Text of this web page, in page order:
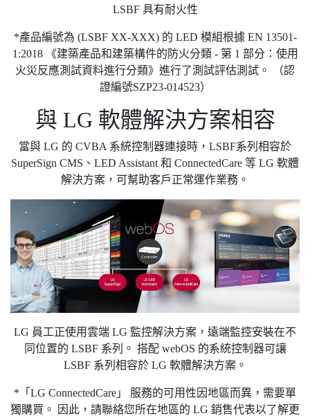
LSBF 具有耐火性
*產品編號為 (LSBF XX-XXX) 的 LED 模組根據 EN 13501-
1:2018 《建築產品和建築構件的防火分類 - 第 1 部分：使用
火災反應測試資料進行分類》進行了測試評估測試。 （認
證編號SZP23-014523）
與 LG 軟體解決方案相容
當與 LG 的 CVBA 系統控制器連接時，LSBF系列相容於
SuperSign CMS、LED Assistant 和 ConnectedCare 等 LG 軟體
解決方案，可幫助客戶正常運作業務。
LG 員工正使用雲端 LG 監控解決方案，遠端監控安裝在不
同位置的 LSBF 系列。 搭配 webOS 的系統控制器可讓
LSBF 系列相容於 LG 軟體解決方案。
*「LG ConnectedCare」 服務的可用性因地區而異，需要單
獨購買。 因此，請聯絡您所在地區的 LG 銷售代表以了解更